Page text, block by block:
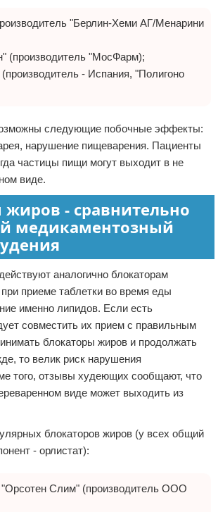
"Берлин-Хеми АГ/Менарини
(производитель "МосФарм);
- Испания, "Полигоно
следующие побочные эффекты:
нарушение пищеварения. Пациенты
частицы пищи могут выходит в не
виде.
жиров - сравнительно
медикаментозный
аналогично блокаторам
приеме таблетки во время еды
именно липидов. Если есть
совместить их прием с правильным
блокаторы жиров и продолжать
то велик риск нарушения
того, отзывы худеющих сообщают, что
виде может выходить из
блокаторов жиров (у всех общий
- орлистат):
"Орсотен Слим" (производитель ООО